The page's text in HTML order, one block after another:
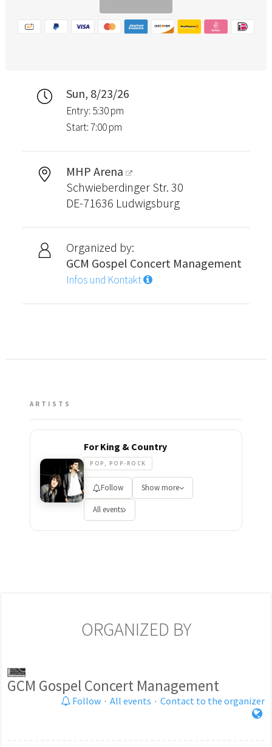
Sun, 8/23/26
Entry: 5:30 pm
Start: 7:00 pm
MHP Arena
Schwieberdinger Str. 30
DE-71636 Ludwigsburg
Organized by:
GCM Gospel Concert Management
Infos und Kontakt
ARTISTS
For King & Country
POP, POP-ROCK
Follow Show more
All events
ORGANIZED BY
GCM Gospel Concert Management
Follow · All events · Contact to the organizer